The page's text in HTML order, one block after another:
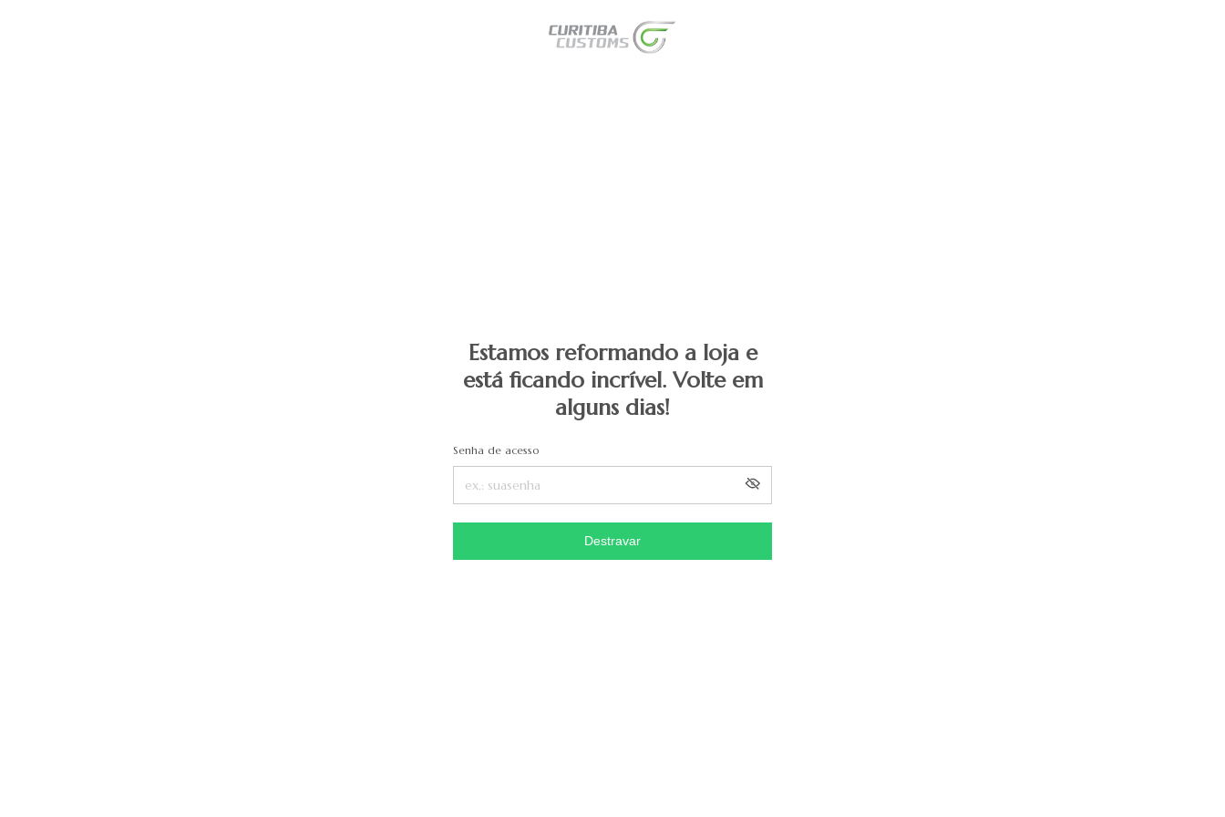
Estamos reformando a loja e
está ficando incrível. Volte em
alguns dias!
Senha de acesso
Destravar